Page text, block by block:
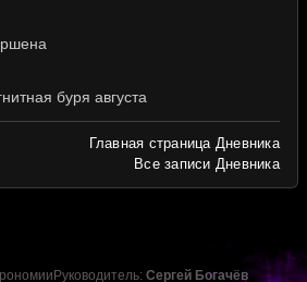
буря августа
Главная страница Дневника
Все записи Дневника
Руководитель: Сергей Богачёв